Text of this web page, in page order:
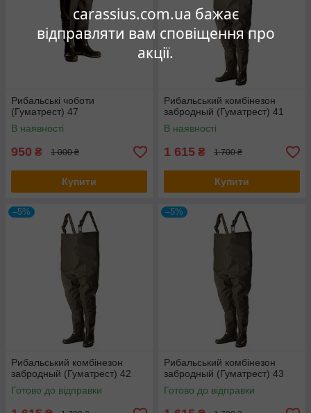
carassius.com.ua бажає
відправляти вам сповіщення про
акції.
Рибальські чоботи
(Гуматрест) 47
В наявності
950 ₴ 1 000 ₴
Купити
Рибальський комбінезон
забродный (Гуматрест) 41
В наявності
1 615 ₴ 1 700 ₴
Купити
–5%
Рибальський комбінезон
забродный (Гуматрест) 42
Готово до відправки
–5%
Рибальський комбінезон
забродный (Гуматрест) 43
Готово до відправки